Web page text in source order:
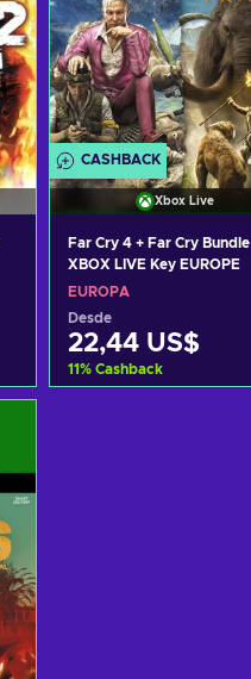
CASHBACK
Xbox Live
Far Cry 4 + Far Cry Bundle
XBOX LIVE Key EUROPE
EUROPA
Desde
22,44 US$
11% Cashback